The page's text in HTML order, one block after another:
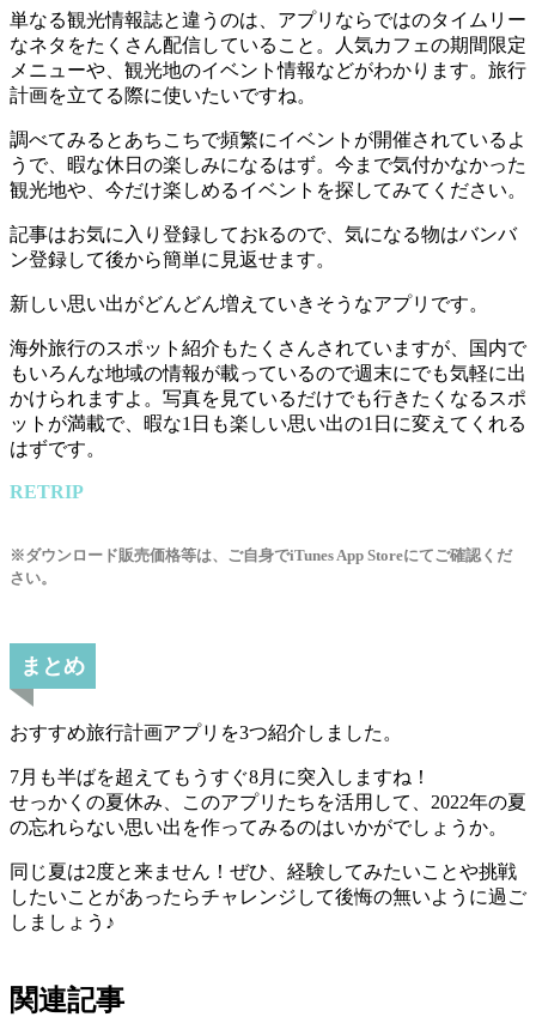
単なる観光情報誌と違うのは、アプリならではのタイムリー
なネタをたくさん配信していること。人気カフェの期間限定
メニューや、観光地のイベント情報などがわかります。旅行
計画を立てる際に使いたいですね。
調べてみるとあちこちで頻繁にイベントが開催されているよ
うで、暇な休日の楽しみになるはず。今まで気付かなかった
観光地や、今だけ楽しめるイベントを探してみてください。
記事はお気に入り登録しておkるので、気になる物はバンバ
ン登録して後から簡単に見返せます。
新しい思い出がどんどん増えていきそうなアプリです。
海外旅行のスポット紹介もたくさんされていますが、国内で
もいろんな地域の情報が載っているので週末にでも気軽に出
かけられますよ。写真を見ているだけでも行きたくなるスポ
ットが満載で、暇な1日も楽しい思い出の1日に変えてくれる
はずです。
RETRIP
※ダウンロード販売価格等は、ご自身でiTunes App Storeにてご確認くだ
さい。
まとめ
おすすめ旅行計画アプリを3つ紹介しました。
7月も半ばを超えてもうすぐ8月に突入しますね！
せっかくの夏休み、このアプリたちを活用して、2022年の夏
の忘れらない思い出を作ってみるのはいかがでしょうか。
同じ夏は2度と来ません！ぜひ、経験してみたいことや挑戦
したいことがあったらチャレンジして後悔の無いように過ご
しましょう♪
関連記事